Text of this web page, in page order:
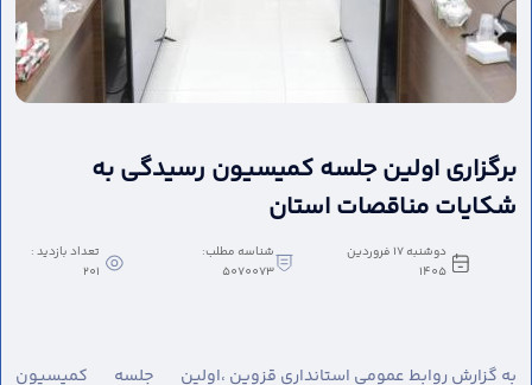
برگزاری اولین جلسه کمیسیون رسیدگی به
شکایات مناقصات استان
دوشنبه 17 فروردین
1405
شناسه مطلب:
5070073
تعداد بازدید :
201
به گزارش روابط عمومی استانداری قزوین ،اولین جلسه کمیسیون